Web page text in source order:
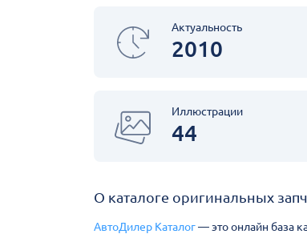
Актуальность
2010
Иллюстрации
44
О каталоге оригинальных
АвтоДилер Каталог— это онлайн база